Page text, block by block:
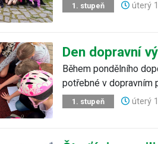
1. stupeň úterý
Den dopravní
Během pondělního
potřebné v dopravním
1. stupeň úterý